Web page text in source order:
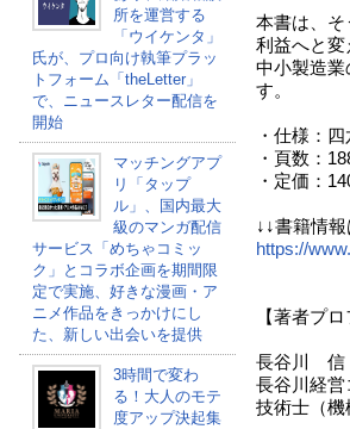
所を運営する
「ウイケンタ」
氏が、プロ向け執筆プラッ
トフォーム「theLetter」
で、ニュースレター配信を
開始
マッチングアプ
リ「タップ
ル」、国内最大
級のマンガ配信
サービス「めちゃコミッ
ク」とコラボ企画を期間限
定で実施、好きな漫画・ア
ニメ作品をきっかけにし
た、新しい出会いを提供
3時間で変わ
る！大人のモテ
度アップ決起集
本書は、そ
利益へと
中小製造
す。
・仕様：
・頁数：
・定価：
↓↓書籍情
https://
【著者プロ
長谷川 信
長谷川経営
技術士（